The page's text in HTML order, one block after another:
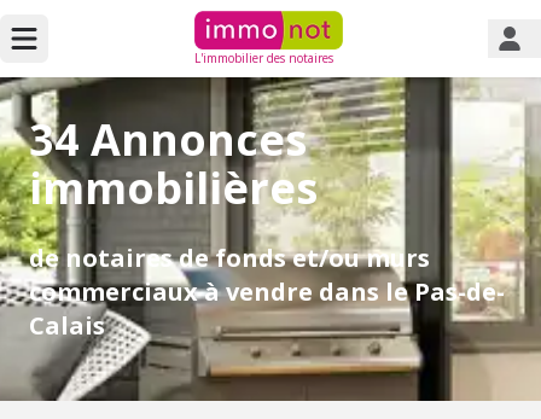
L'immobilier des notaires
34 Annonces
immobilières
de notaires de fonds et/ou murs
commerciaux à vendre dans le Pas-de-
Calais